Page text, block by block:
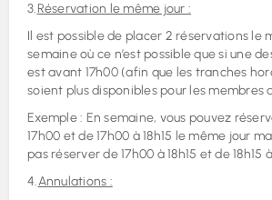
3.Réservation le même jour :
Il est possible de placer 2 réservations le
semaine où ce n’est possible que si une
est avant 17h00 (afin que les tranches
soient plus disponibles pour les membres
Exemple : En semaine, vous pouvez
17h00 et de 17h00 à 18h15 le même jour
pas réserver de 17h00 à 18h15 et de 18h15
4.Annulations :